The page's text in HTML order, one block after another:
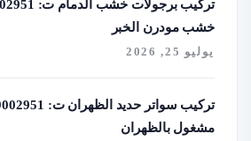
خشب مودرن الخبر
يوليو 25, 2026
مشغول بالظهران